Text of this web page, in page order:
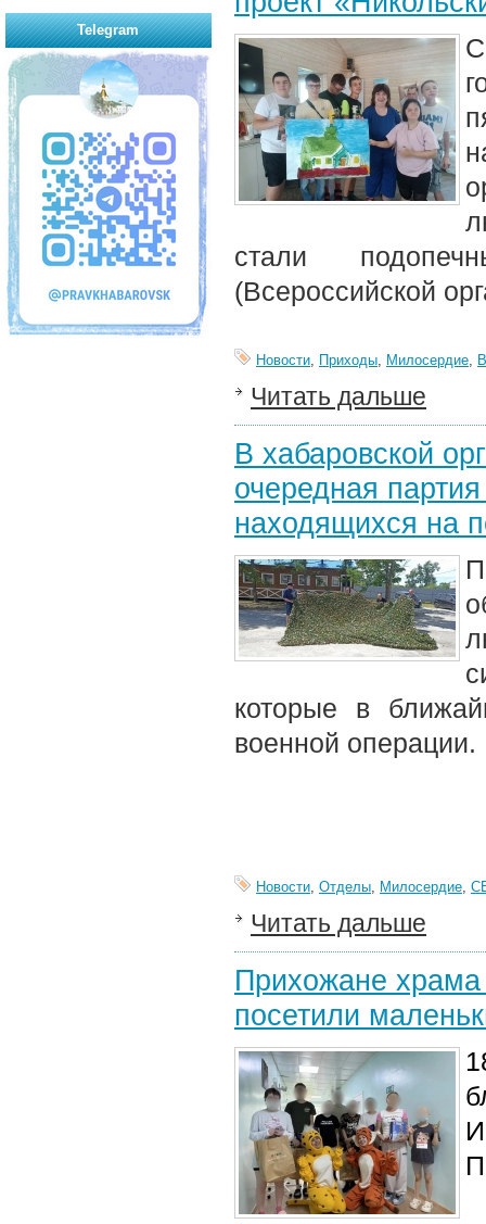
стали
(Всероссийской
Новости, Приходы, Милосердие,
Читать дальше
В хабаровской
очередная
находящихся на
которые в
военной операции.
Новости, Отделы, Милосердие,
Читать дальше
Прихожане храма
посетили
Telegram